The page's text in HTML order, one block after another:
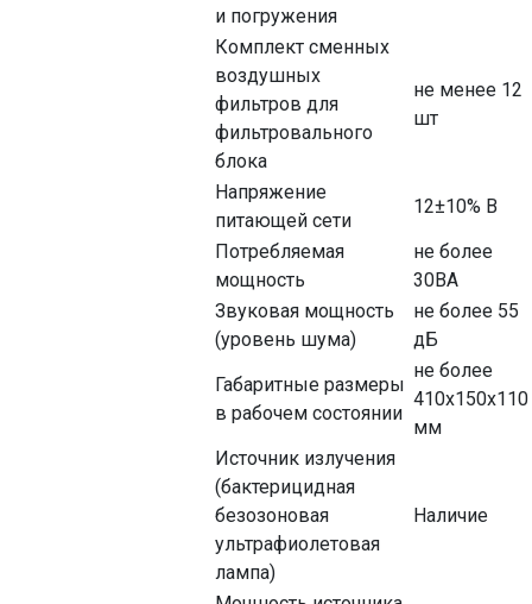
и погружения
Комплект сменных
воздушных
фильтров для
фильтровального
блока
не менее 12
шт
Напряжение
питающей сети
12±10% В
Потребляемая
мощность
не более
30ВА
Звуковая мощность
(уровень шума)
не более 55
дБ
Габаритные размеры
в рабочем состоянии
не более
410х150х110
мм
Источник излучения
(бактерицидная
безозоновая
ультрафиолетовая
лампа)
Наличие